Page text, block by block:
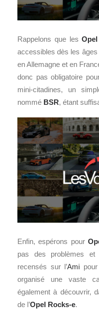
Rappelons que les
accessibles dès les
en Allemagne et en
donc pas obligatoire
mini-citadines, un
nommé BSR, étant
Enfin, espérons pour
pas des problèmes et
recensés sur l’Ami
organisé une vaste
également à découvrir,
de l’Opel Rocks-e.